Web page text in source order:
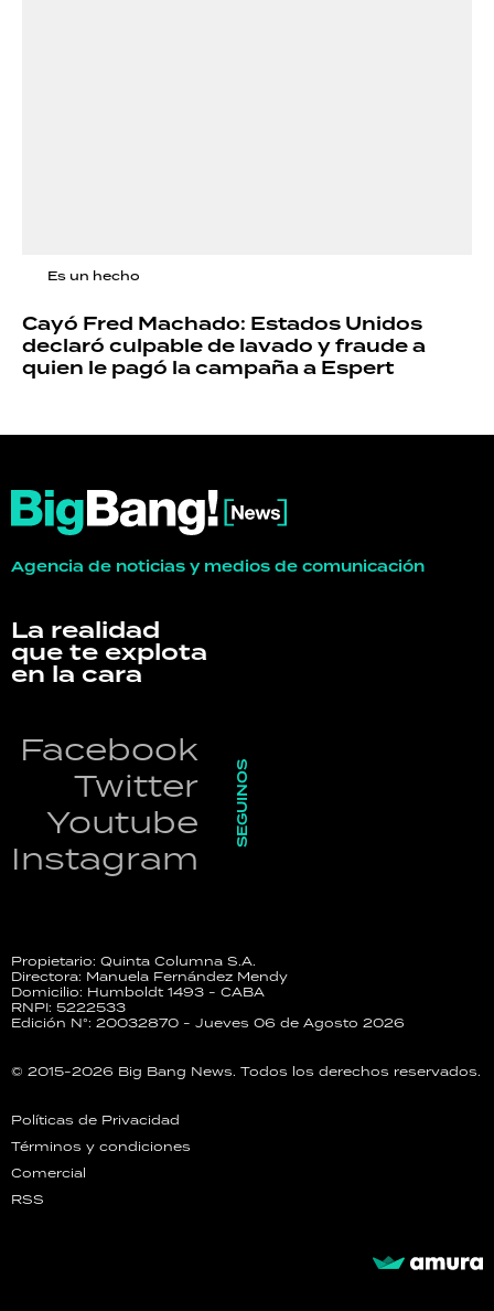
Es un hecho
Cayó Fred Machado: Estados Unidos
declaró culpable de lavado y fraude a
quien le pagó la campaña a Espert
Agencia de noticias y medios de comunicación
La realidad
que te explota
en la cara
Facebook
Twitter
Youtube
Instagram
SEGUINOS
Propietario: Quinta Columna S.A.
Directora: Manuela Fernández Mendy
Domicilio: Humboldt 1493 - CABA
RNPI: 5222533
Edición N°: 20032870 - Jueves 06 de Agosto 2026
© 2015-2026 Big Bang News. Todos los derechos reservados.
Políticas de Privacidad
Términos y condiciones
Comercial
RSS